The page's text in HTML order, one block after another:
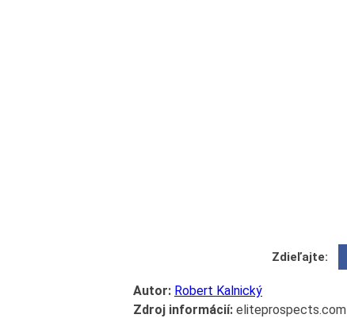
Zdieľajte:
Autor: Robert Kalnický
Zdroj informácií: eliteprospects.com